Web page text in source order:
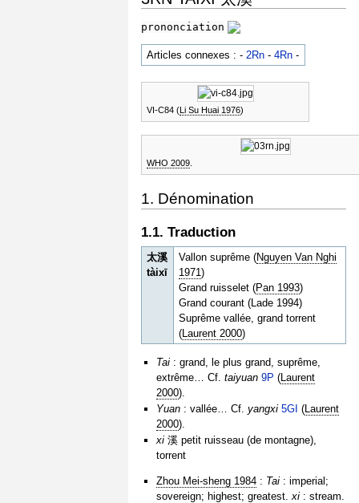
prononciation
Articles connexes : -2Rn -4Rn -
VI-C84 (Li Su Huai 1976)
WHO 2009
1. Dénomination
1.1. Traduction
太溪
tàixī
Vallon suprême (Nguyen Van Nghi
1971)
Grand ruisselet (Pan 1993)
Grand courant (Lade 1994)
Suprême vallée, grand torrent
(Laurent 2000)
Tai : grand, le plus grand, suprême,
extrême… Cf.taiyuan 9P (Laurent
2000).
Yuan : vallée… Cf.yangxi 5GI (Laurent
2000).
xi 溪 petit ruisseau (de montagne),
torrent
Zhou Mei-sheng 1984 : Tai : imperial;
sovereign; highest; greatest.xi : stream.